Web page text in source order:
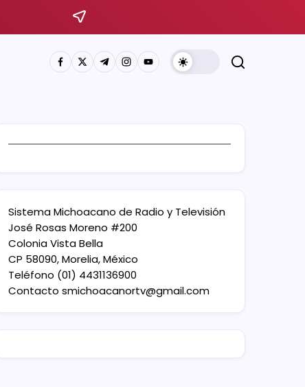
Sistema Michoacano de Radio y Televisión
José Rosas Moreno #200
Colonia Vista Bella
CP 58090, Morelia, México
Teléfono (01) 4431136900
Contacto smichoacanortv@gmail.com